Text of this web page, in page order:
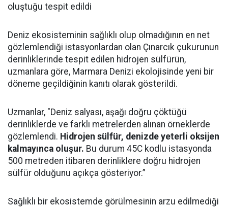
oluştuğu tespit edildi
Deniz ekosisteminin sağlıklı olup olmadığının en net
gözlemlendiği istasyonlardan olan Çınarcık çukurunun
derinliklerinde tespit edilen hidrojen sülfürün,
uzmanlara göre, Marmara Denizi ekolojisinde yeni bir
döneme geçildiğinin kanıtı olarak gösterildi.
Uzmanlar, "Deniz salyası, aşağı doğru çöktüğü
derinliklerde ve farklı metrelerden alınan örneklerde
gözlemlendi. Hidrojen sülfür, denizde yeterli oksijen
kalmayınca oluşur. Bu durum 45C kodlu istasyonda
500 metreden itibaren derinliklere doğru hidrojen
sülfür olduğunu açıkça gösteriyor.”
Sağlıklı bir ekosistemde görülmesinin arzu edilmediği